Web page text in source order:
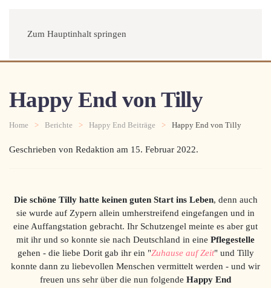
Zum Hauptinhalt springen
Menü
Happy End von Tilly
Home Berichte Happy End Beiträge Happy End von Tilly
Geschrieben von Redaktion am 15. Februar 2022.
Die schöne Tilly hatte keinen guten Start ins Leben, denn auch
sie wurde auf Zypern allein umherstreifend eingefangen und in
eine Auffangstation gebracht. Ihr Schutzengel meinte es aber gut
mit ihr und so konnte sie nach Deutschland in eine Pflegestelle
gehen - die liebe Dorit gab ihr ein "Zuhause auf Zeit" und Tilly
konnte dann zu liebevollen Menschen vermittelt werden - und wir
freuen uns sehr über die nun folgende Happy End